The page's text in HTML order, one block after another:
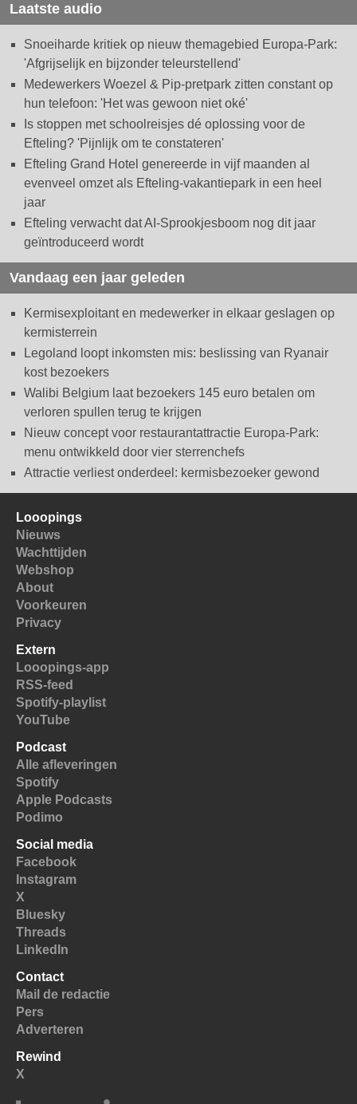
Laatste audio
Snoeiharde kritiek op nieuw themagebied Europa-Park:
'Afgrijselijk en bijzonder teleurstellend'
Medewerkers Woezel & Pip-pretpark zitten constant op
hun telefoon: 'Het was gewoon niet oké'
Is stoppen met schoolreisjes dé oplossing voor de
Efteling? 'Pijnlijk om te constateren'
Efteling Grand Hotel genereerde in vijf maanden al
evenveel omzet als Efteling-vakantiepark in een heel
jaar
Efteling verwacht dat AI-Sprookjesboom nog dit jaar
geïntroduceerd wordt
Vandaag een jaar geleden
Kermisexploitant en medewerker in elkaar geslagen op
kermisterrein
Legoland loopt inkomsten mis: beslissing van Ryanair
kost bezoekers
Walibi Belgium laat bezoekers 145 euro betalen om
verloren spullen terug te krijgen
Nieuw concept voor restaurantattractie Europa-Park:
menu ontwikkeld door vier sterrenchefs
Attractie verliest onderdeel: kermisbezoeker gewond
Looopings
Nieuws
Wachttijden
Webshop
About
Voorkeuren
Privacy
Extern
Looopings-app
RSS-feed
Spotify-playlist
YouTube
Podcast
Alle afleveringen
Spotify
Apple Podcasts
Podimo
Social media
Facebook
Instagram
X
Bluesky
Threads
LinkedIn
Contact
Mail de redactie
Pers
Adverteren
Rewind
X